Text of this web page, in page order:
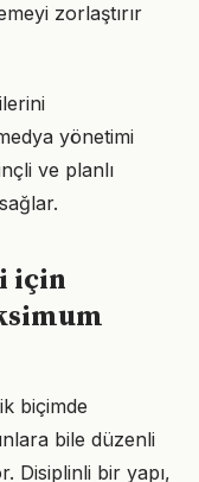
zorlaştırır
yönetimi
ve planlı
için
biçimde
bile düzenli
Disiplinli bir yapı,